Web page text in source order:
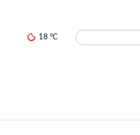
18 °C